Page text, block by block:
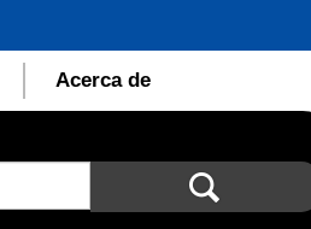
Acerca de